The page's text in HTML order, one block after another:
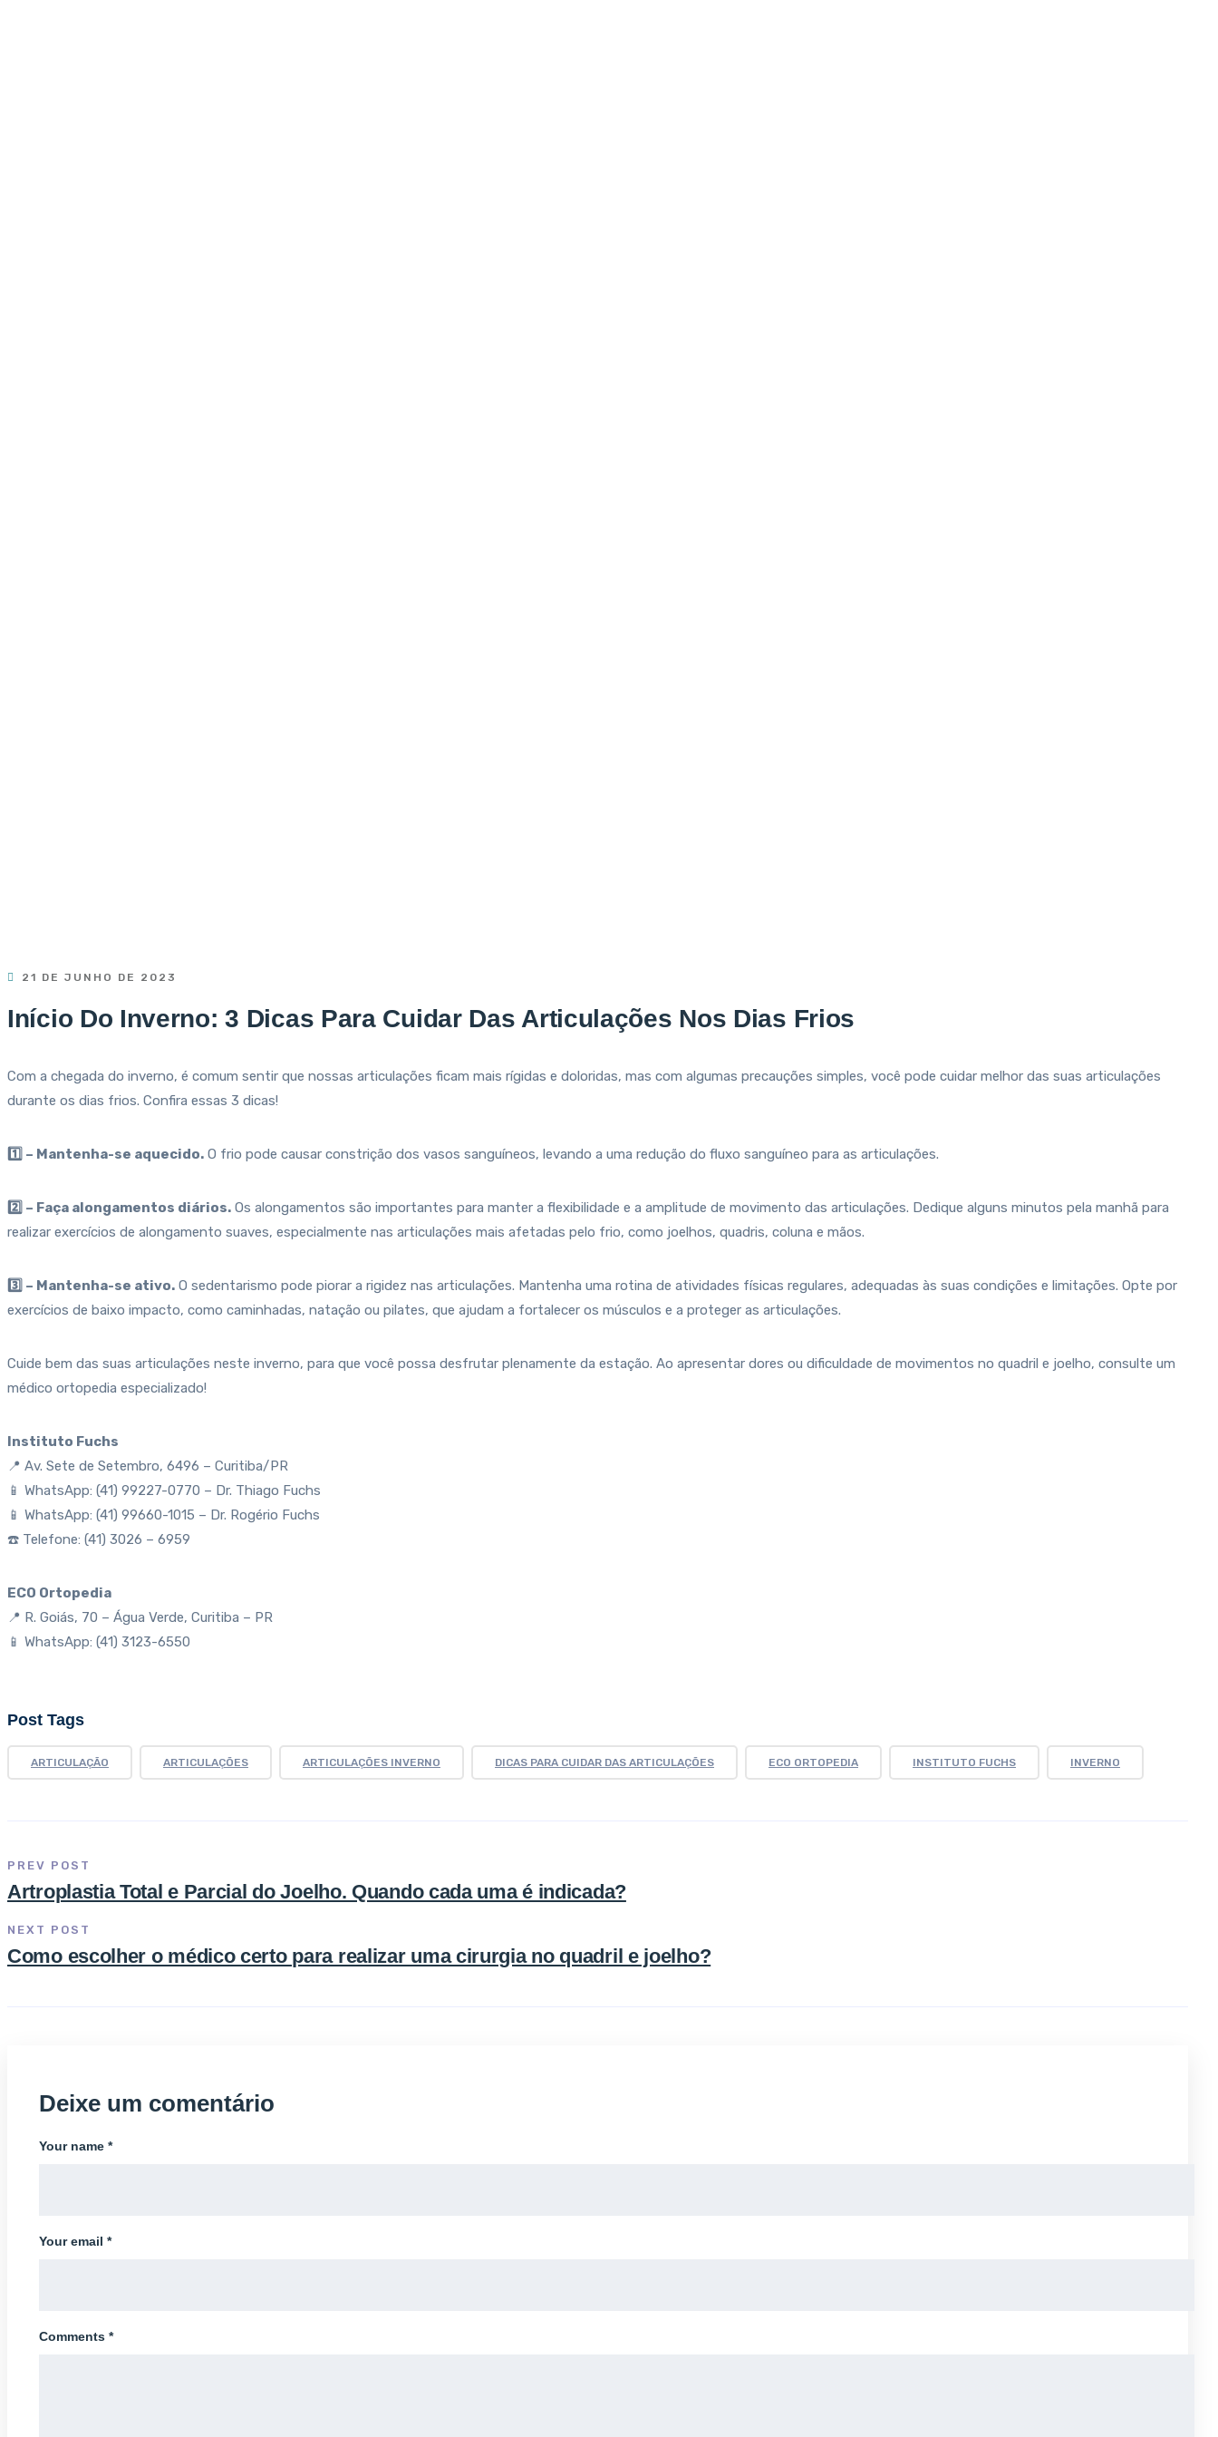
21 DE JUNHO DE 2023
Início Do Inverno: 3 Dicas Para Cuidar Das Articulações Nos Dias Frios
Com a chegada do inverno, é comum sentir que nossas articulações ficam mais rígidas e doloridas, mas com algumas precauções simples, você pode cuidar melhor das suas articulações
durante os dias frios. Confira essas 3 dicas!
1️⃣ – Mantenha-se aquecido. O frio pode causar constrição dos vasos sanguíneos, levando a uma redução do fluxo sanguíneo para as articulações.
2️⃣ – Faça alongamentos diários. Os alongamentos são importantes para manter a flexibilidade e a amplitude de movimento das articulações. Dedique alguns minutos pela manhã para
realizar exercícios de alongamento suaves, especialmente nas articulações mais afetadas pelo frio, como joelhos, quadris, coluna e mãos.
3️⃣ – Mantenha-se ativo. O sedentarismo pode piorar a rigidez nas articulações. Mantenha uma rotina de atividades físicas regulares, adequadas às suas condições e limitações. Opte por
exercícios de baixo impacto, como caminhadas, natação ou pilates, que ajudam a fortalecer os músculos e a proteger as articulações.
Cuide bem das suas articulações neste inverno, para que você possa desfrutar plenamente da estação. Ao apresentar dores ou dificuldade de movimentos no quadril e joelho, consulte um
médico ortopedia especializado!
Instituto Fuchs
📍 Av. Sete de Setembro, 6496 – Curitiba/PR
📱 WhatsApp: (41) 99227-0770 – Dr. Thiago Fuchs
📱 WhatsApp: (41) 99660-1015 – Dr. Rogério Fuchs
☎️ Telefone: (41) 3026 – 6959
ECO Ortopedia
📍 R. Goiás, 70 – Água Verde, Curitiba – PR
📱 WhatsApp: (41) 3123-6550
Post Tags
ARTICULAÇÃO ARTICULAÇÕES ARTICULAÇÕES INVERNO DICAS PARA CUIDAR DAS ARTICULAÇÕES ECO ORTOPEDIA INSTITUTO FUCHS INVERNO
PREV POST
Artroplastia Total e Parcial do Joelho. Quando cada uma é indicada?
NEXT POST
Como escolher o médico certo para realizar uma cirurgia no quadril e joelho?
Deixe um comentário
Your name *
Your email *
Comments *